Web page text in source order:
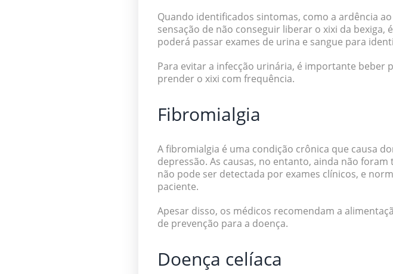
Quando identificados sintomas, como a ardência
sensação de não conseguir liberar o xixi da
poderá passar exames de urina e sangue para
Para evitar a infecção urinária, é importante beber
prender o xixi com frequência.
Fibromialgia
A fibromialgia é uma condição crônica que causa
depressão. As causas, no entanto, ainda não
não pode ser detectada por exames clínicos, e
paciente.
Apesar disso, os médicos recomendam a
de prevenção para a doença.
Doença celíaca